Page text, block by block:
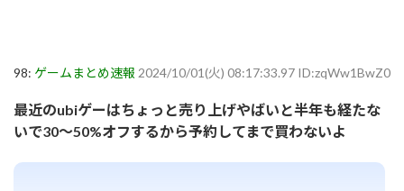
98: ゲームまとめ速報 2024/10/01(火) 08:17:33.97 ID:zqWw1BwZ0
最近のubiゲーはちょっと売り上げやばいと半年も経たな
いで30～50%オフするから予約してまで買わないよ